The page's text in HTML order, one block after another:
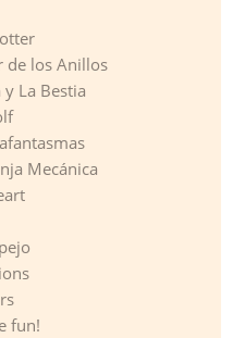
de los Anillos
La Bestia
Mecánica
fun!